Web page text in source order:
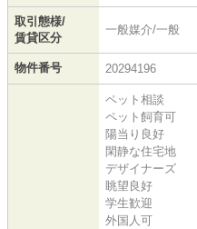
取引態様/
賃貸区分
一般媒介/一般
物件番号 20294196
ペット相談
ペット飼育可
陽当り良好
閑静な住宅地
デザイナーズ
眺望良好
学生歓迎
外国人可